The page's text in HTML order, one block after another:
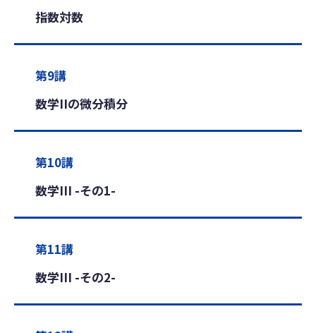
指数対数
第9講
数学IIの微分積分
第10講
数学III -その1-
第11講
数学III -その2-